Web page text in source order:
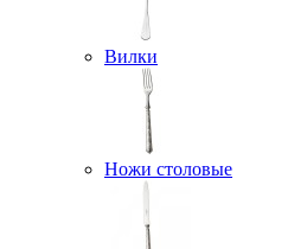
Вилки
Ножи столовые